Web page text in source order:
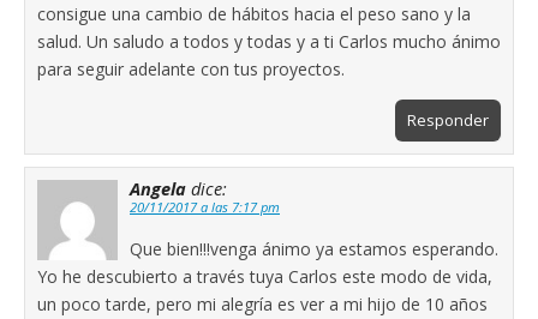
consigue una cambio de hábitos hacia el peso sano y la
salud. Un saludo a todos y todas y a ti Carlos mucho ánimo
para seguir adelante con tus proyectos.
Responder
Angela dice:
20/11/2017 a las 7:17 pm
Que bien!!!venga ánimo ya estamos esperando.
Yo he descubierto a través tuya Carlos este modo de vida,
un poco tarde, pero mi alegría es ver a mi hijo de 10 años